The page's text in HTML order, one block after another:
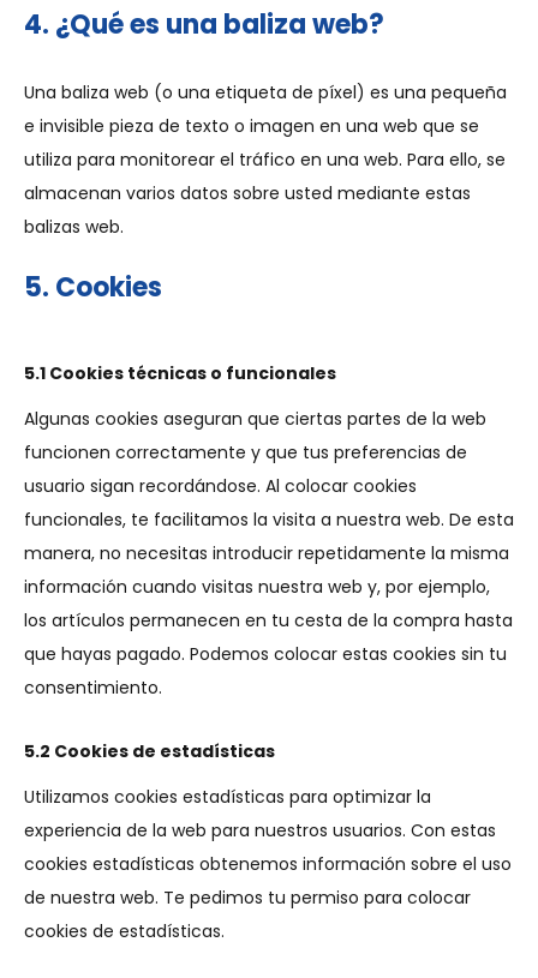
4. ¿Qué es una baliza web?
Una baliza web (o una etiqueta de píxel) es una pequeña
e invisible pieza de texto o imagen en una web que se
utiliza para monitorear el tráfico en una web. Para ello, se
almacenan varios datos sobre usted mediante estas
balizas web.
5. Cookies
5.1 Cookies técnicas o funcionales
Algunas cookies aseguran que ciertas partes de la web
funcionen correctamente y que tus preferencias de
usuario sigan recordándose. Al colocar cookies
funcionales, te facilitamos la visita a nuestra web. De esta
manera, no necesitas introducir repetidamente la misma
información cuando visitas nuestra web y, por ejemplo,
los artículos permanecen en tu cesta de la compra hasta
que hayas pagado. Podemos colocar estas cookies sin tu
consentimiento.
5.2 Cookies de estadísticas
Utilizamos cookies estadísticas para optimizar la
experiencia de la web para nuestros usuarios. Con estas
cookies estadísticas obtenemos información sobre el uso
de nuestra web. Te pedimos tu permiso para colocar
cookies de estadísticas.